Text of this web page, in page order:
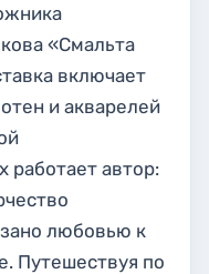
«Смальта
включает
и акварелей
работает автор:
любовью к
Путешествуя по